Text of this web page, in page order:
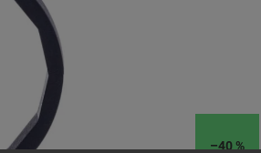
–40 %